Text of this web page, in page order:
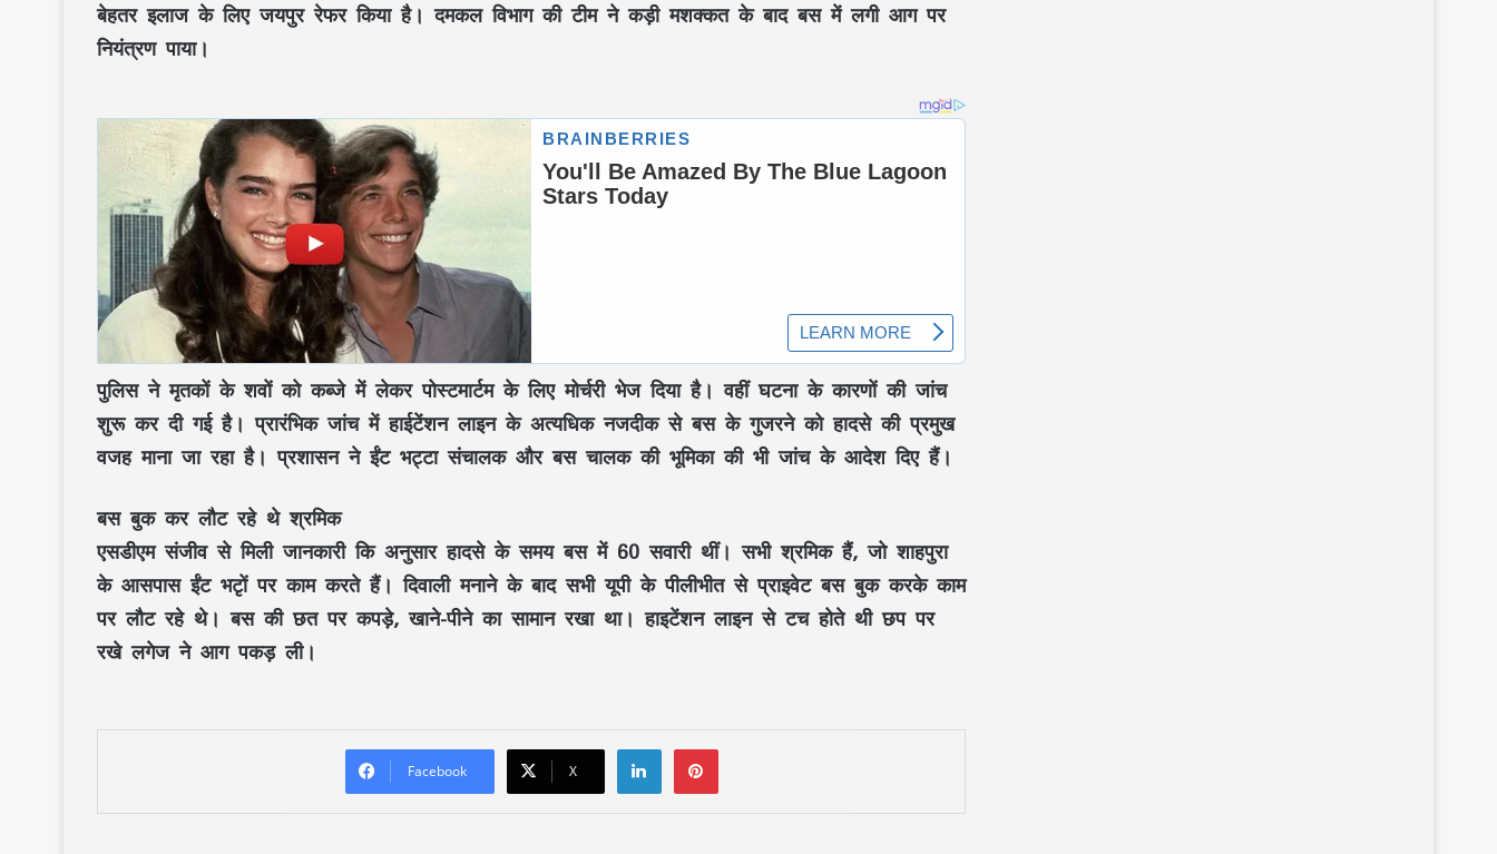
बेहतर इलाज के लिए जयपुर रेफर किया है। दमकल विभाग की टीम ने कड़ी मशक्कत के बाद बस में लगी आग पर
नियंत्रण पाया।
पुलिस ने मृतकों के शवों को कब्जे में लेकर पोस्टमार्टम के लिए मोर्चरी भेज दिया है। वहीं घटना के कारणों की जांच
शुरू कर दी गई है। प्रारंभिक जांच में हाईटेंशन लाइन के अत्यधिक नजदीक से बस के गुजरने को हादसे की प्रमुख
वजह माना जा रहा है। प्रशासन ने ईंट भट्टा संचालक और बस चालक की भूमिका की भी जांच के आदेश दिए हैं।
बस बुक कर लौट रहे थे श्रमिक
एसडीएम संजीव से मिली जानकारी कि अनुसार हादसे के समय बस में 60 सवारी थीं। सभी श्रमिक हैं, जो शाहपुरा
के आसपास ईंट भटृों पर काम करते हैं। दिवाली मनाने के बाद सभी यूपी के पीलीभीत से प्राइवेट बस बुक करके काम
पर लौट रहे थे। बस की छत पर कपड़े, खाने-पीने का सामान रखा था। हाइटेंशन लाइन से टच होते थी छप पर
रखे लगेज ने आग पकड़ ली।
Facebook X
LinkedInPinterest
BJP विधायक ज्ञान तिवारी ने लगाए गंभीर आरोप,
दामाद पहले से कर चुका कई शादियां….डॉक्टर
बेटी के साथ धोखा हुआ
Zombie, Lavender और LAT Marriage
क्या होती हैं? जानिए इन शादी में कैसा होता है
पति-पत्नी का रिश्ता
विशेष लेख : ढाई साल की उपलब्धियाँ- छत्तीसगढ़
का श्रमिक कल्याण के क्षेत्र में नई पहचान